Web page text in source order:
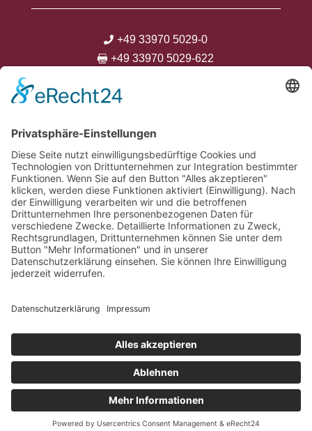
 +49 33970 5029-0
 +49 33970 5029-622
Kontakt
Anfahrt
Datenschutzerklärung
Impressum
ANMELDUNG ZUM
NEWSLETTER